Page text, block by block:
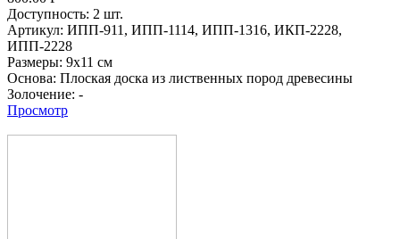
Доступность: 2 шт.
Артикул: ИПП-911, ИПП-1114, ИПП-1316, ИКП-2228,
ИПП-2228
Размеры: 9х11 см
Основа: Плоская доска из лиственных пород древесины
Золочение: -
Просмотр